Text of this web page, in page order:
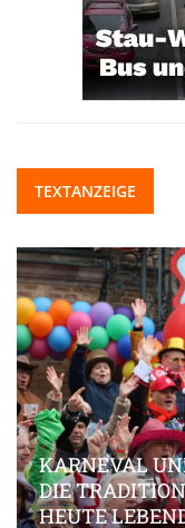
TEXTANZEIGE
KARNEVAL
DIE
HEUTE